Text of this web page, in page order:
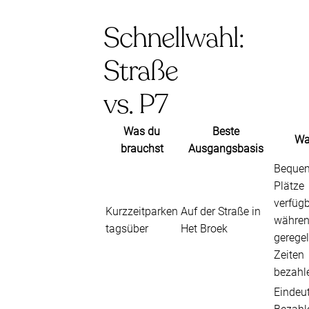
Schnellwahl:
Straße
vs. P7
Was du
brauchst
Beste
Ausgangsbasis
Kurzzeitparken
tagsüber
Auf der Straße in
Het Broek
Plätze
Zeiten